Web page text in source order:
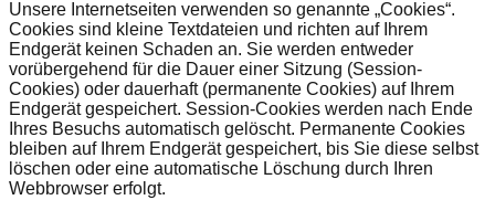
Unsere Internetseiten verwenden so genannte „Cookies“.
Cookies sind kleine Textdateien und richten auf Ihrem
Endgerät keinen Schaden an. Sie werden entweder
vorübergehend für die Dauer einer Sitzung (Session-
Cookies) oder dauerhaft (permanente Cookies) auf Ihrem
Endgerät gespeichert. Session-Cookies werden nach Ende
Ihres Besuchs automatisch gelöscht. Permanente Cookies
bleiben auf Ihrem Endgerät gespeichert, bis Sie diese selbst
löschen oder eine automatische Löschung durch Ihren
Webbrowser erfolgt.